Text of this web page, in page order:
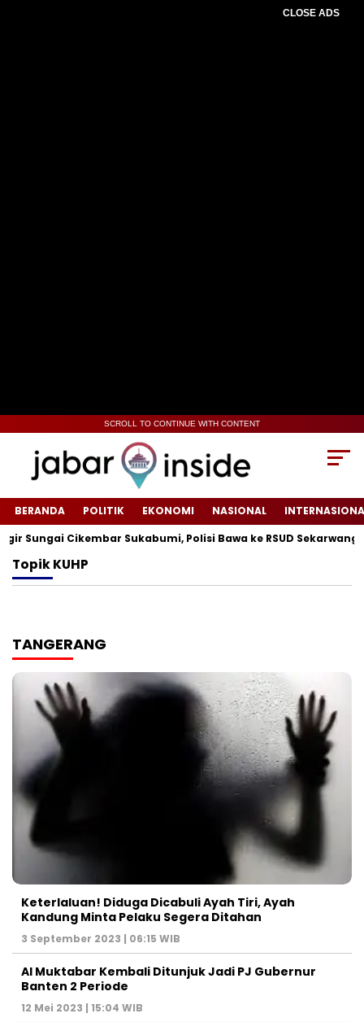
CLOSE ADS
SCROLL TO CONTINUE WITH CONTENT
BERANDA POLITIK EKONOMI NASIONAL
Cikembar Sukabumi, Polisi Bawa ke RSUD Sekarwangi‎
TopikKUHP
TANGERANG
Keterlaluan! Diduga Dicabuli Ayah Tiri, Ayah
Kandung Minta Pelaku Segera Ditahan
3 September 2023 | 06:15 WIB
Al Muktabar Kembali Ditunjuk Jadi PJ Gubernur
Banten 2 Periode
12 Mei 2023 | 15:04 WIB